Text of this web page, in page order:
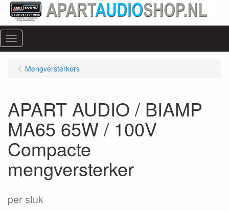
Menu
Mengversterkers
APART AUDIO / BIAMP
MA65 65W / 100V
Compacte
mengversterker
per stuk